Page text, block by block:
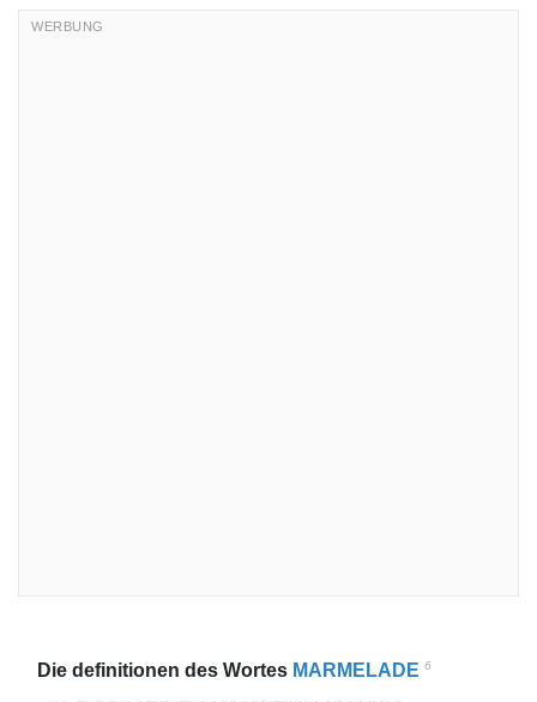
Die definitionen des Wortes MARMELADE 6